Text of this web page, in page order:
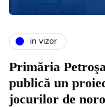
in vizor
Primăria
publică un
jocurilor de